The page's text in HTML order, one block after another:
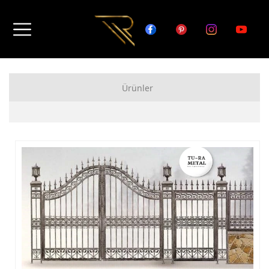
Ürünler
FERFORJE GARAJ KAPISI MODELLERİ
FERFORJE DUVAR ÜSTÜ KORKULUK MODELLERİ
FERFORJE BALKON KORKULUK MODELLERİ
FERFORJE MERDİVEN KORKULUK MODELLERİ
DEMİR MERDİVEN MODELLERİ